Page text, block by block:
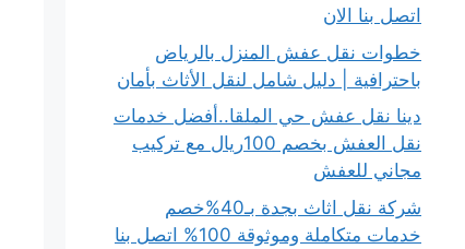
اتصل بنا الان
خطوات نقل عفش المنزل بالرياض
باحترافية | دليل شامل لنقل الأثاث بأمان
دينا نقل عفش حي الملقا..أفضل خدمات
نقل العفش بخصم 100ريال مع تركيب
مجاني للعفش
شركة نقل اثاث بجدة بـ40%خصم
خدمات متكاملة وموثوقة 100% اتصل بنا